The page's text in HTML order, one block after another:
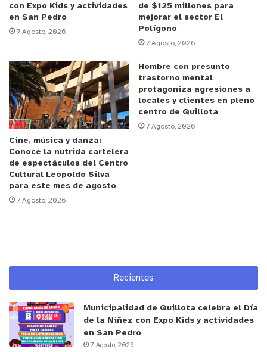
Los mejores de la justa fueron los siguientes:
Campeón: Felipe Pérez Rojas
Segundo: Roberto Peñailillo Correa
Premios Especiales: Mejor Dama: Constanza Araos
Mejor Senior: Claudio Rosales Mejor Sub 18:
Mauricio Rey Mir Mejor Sub 16: Benjamín Peñailillo
con Expo Kids y actividades
en San Pedro
7 Agosto, 2026
de $125 millones para
mejorar el sector El
Polígono
7 Agosto, 2026
Cine, música y danza:
Conoce la nutrida cartelera
de espectáculos del Centro
Cultural Leopoldo Silva
para este mes de agosto
7 Agosto, 2026
Hombre con presunto
trastorno mental
protagoniza agresiones a
locales y clientes en pleno
centro de Quillota
7 Agosto, 2026
Recientes
Municipalidad de Quillota celebra el Día
de la Niñez con Expo Kids y actividades
en San Pedro
7 Agosto, 2026